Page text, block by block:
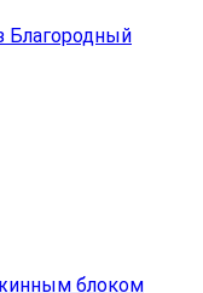
Благородный